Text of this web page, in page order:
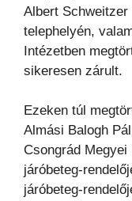
Albert
telephelyén,
Intézetben
sikeresen zárult.
Ezeken túl
Almási Balogh
Csongrád
járóbeteg-
járóbeteg-